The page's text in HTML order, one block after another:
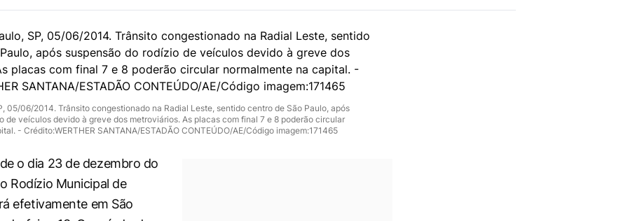
05/06/2014. Trânsito congestionado na Radial Leste, sentido centro de São Paulo, após
de veículos devido à greve dos metroviários. As placas com final 7 e 8 poderão circular
- Crédito:WERTHER SANTANA/ESTADÃO CONTEÚDO/AE/Código imagem:171465
o dia 23 de dezembro do
Rodízio Municipal de
efetivamente em São